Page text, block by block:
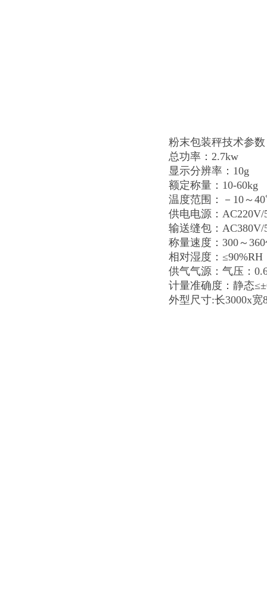
粉末包装秤技术参
总功率：2.7kw
显示分辨率：10g
额定称量：10-60kg
温度范围：－10～
供电电源：AC220V/
输送缝包：AC380V/
称量速度：300～
相对湿度：
供气气源：气压：
计量准确度：静态
外型尺寸:长3000x宽